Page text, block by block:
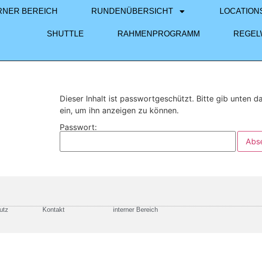
BEREICH RUNDENÜBERSICHT
SHUTTLE RAHMENPROGRAMM
Dieser Inhalt ist passwortgeschützt. Bitte gib unten
ein, um ihn anzeigen zu können.
Passwort:
Kontakt interner Bereich